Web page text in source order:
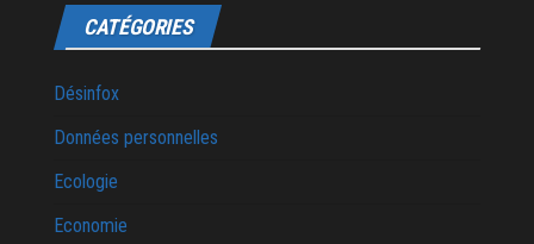
CATÉGORIES
Désinfox
Données personnelles
Ecologie
Economie